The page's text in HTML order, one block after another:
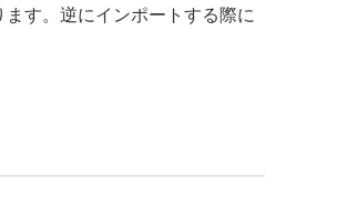
す。逆にインポートする際に